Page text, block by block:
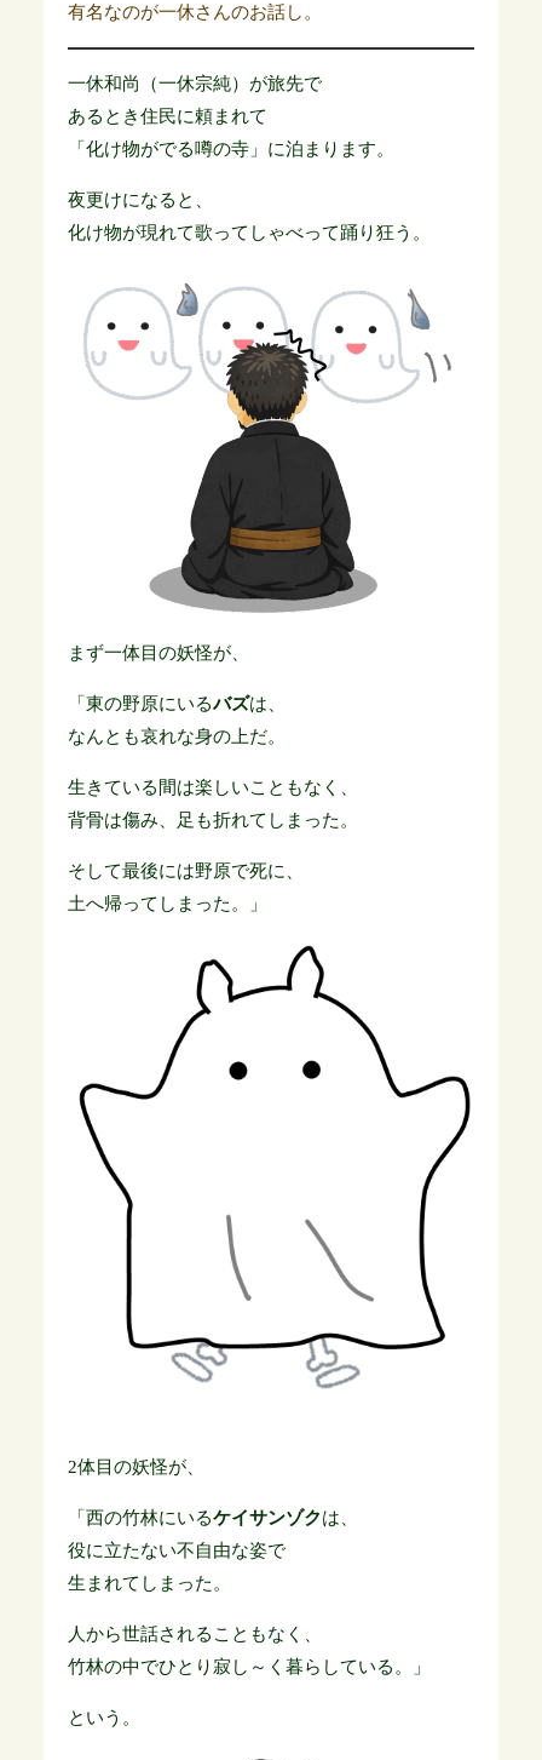
有名なのが一休さんのお話し。
一休和尚（一休宗純）が旅先で
あるとき住民に頼まれて
「化け物がでる噂の寺」に泊まります。
夜更けになると、
化け物が現れて歌ってしゃべって踊り狂う。
まず一体目の妖怪が、
「東の野原にいるバズは、
なんとも哀れな身の上だ。
生きている間は楽しいこともなく、
背骨は傷み、足も折れてしまった。
そして最後には野原で死に、
土へ帰ってしまった。」
2体目の妖怪が、
「西の竹林にいるケイサンゾクは、
役に立たない不自由な姿で
生まれてしまった。
人から世話されることもなく、
竹林の中でひとり寂し～く暮らしている。」
という。